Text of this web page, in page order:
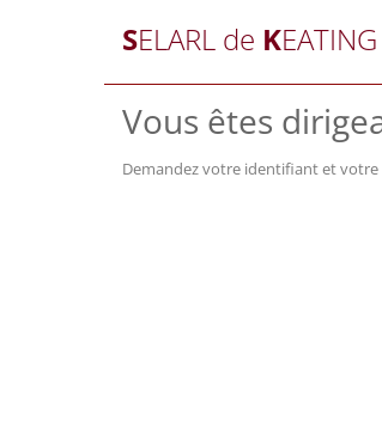
SELARL de KEATING
Vous êtes
Demandez votre identifiant et